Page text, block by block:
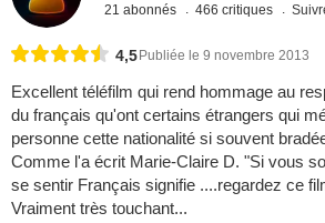
21 abonnés 466 critiques
4,5 Publiée le 9 novembre 2013
Excellent téléfilm qui rend hommage au
du français qu'ont certains étrangers qui
personne cette nationalité si souvent
Comme l'a écrit Marie-Claire D. "Si vous
se sentir Français signifie ....regardez ce
Vraiment très touchant...